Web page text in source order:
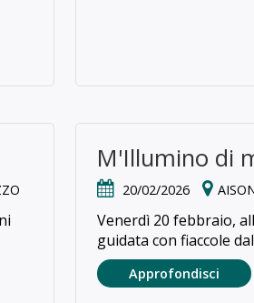
M'Illumino di
20/02/2026
Venerdì 20 febbraio,
guidata con fiaccole
Approfondisci